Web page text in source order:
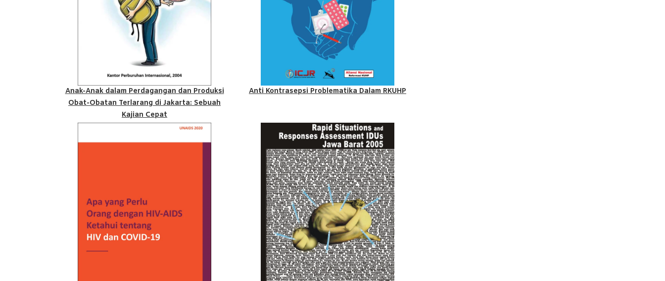
Anak-Anak dalam Perdagangan dan Produksi
Obat-Obatan Terlarang di Jakarta: Sebuah
Kajian Cepat
Anti Kontrasepsi Problematika Dalam RKUHP